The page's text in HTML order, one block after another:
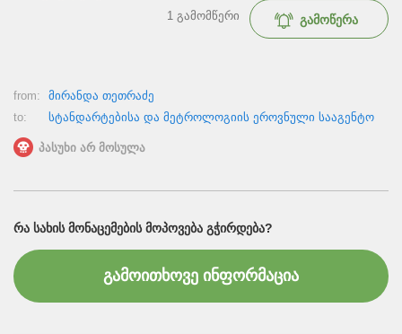
გამოწერა
1 გამომწერი
from:
მირანდა თეთრაძე
to:
სტანდარტებისა და მეტროლოგიის ეროვნული სააგენტო
პასუხი არ მოსულა
ᲠᲐ ᲡᲐᲮᲘᲡ ᲛᲝᲜᲐᲪᲔᲛᲔᲑᲘᲡ ᲛᲝᲞᲝᲕᲔᲑᲐ ᲒᲭᲘᲠᲓᲔᲑᲐ?
გამოითხოვე ინფორმაცია